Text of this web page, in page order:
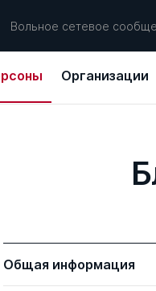
Вольное сетевое
Организации
Общая информация